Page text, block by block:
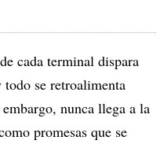
cada terminal dispara
se retroalimenta
nunca llega a la
promesas que se